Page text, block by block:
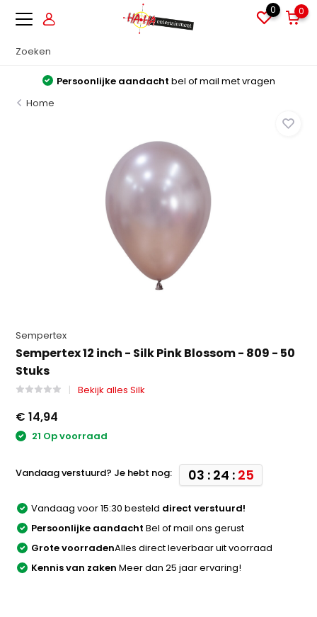
0 0
Persoonlijke aandacht bel of mail met vragen
Home
Sempertex
Sempertex 12 inch - Silk Pink Blossom - 809 - 50
Stuks
Bekijk alles Silk
€ 14,94
21 Op voorraad
Vandaag verstuurd? Je hebt nog: 03 : 24 : 25
Vandaag voor 15:30 besteld direct verstuurd!
Persoonlijke aandacht Bel of mail ons gerust
Grote voorradenAlles direct leverbaar uit voorraad
Kennis van zaken Meer dan 25 jaar ervaring!